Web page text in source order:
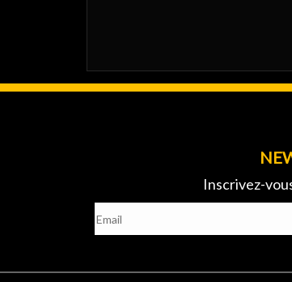
Inscrivez-